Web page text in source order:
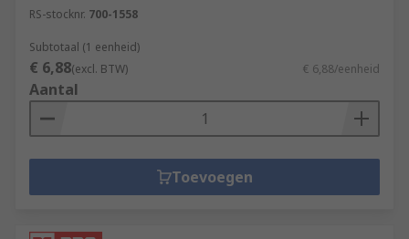
RS-stocknr. 700-1558
Subtotaal (1 eenheid)
€ 6,88(excl. BTW) € 6,88/eenheid
Aantal
Toevoegen